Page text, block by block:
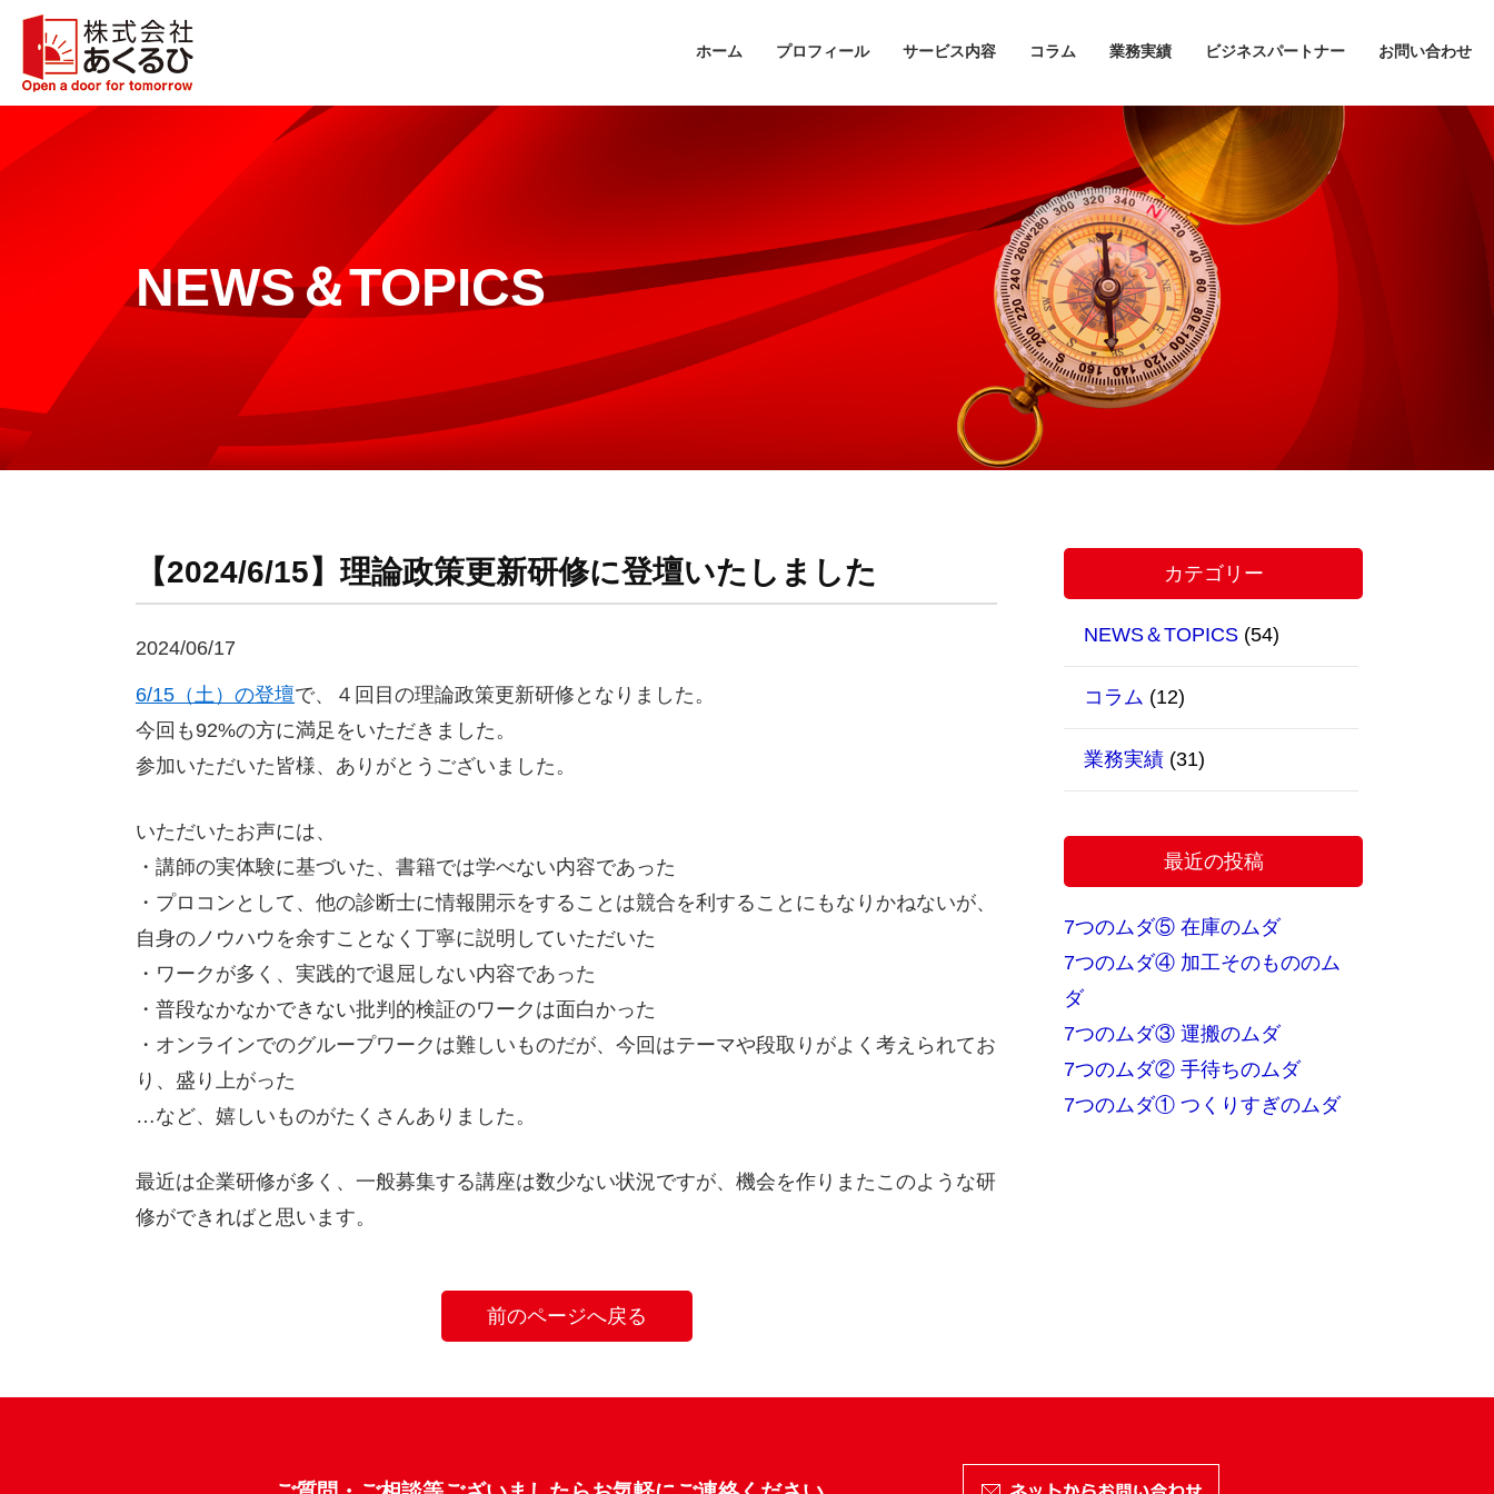
ホーム プロフィール サービス内容 コラム 業務実績 ビジネスパートナー お問い合わせ
NEWS＆TOPICS
【2024/6/15】理論政策更新研修に登壇いたしました
2024/06/17
6/15（土）の登壇で、４回目の理論政策更新研修となりました。
今回も92%の方に満足をいただきました。
参加いただいた皆様、ありがとうございました。
いただいたお声には、
・講師の実体験に基づいた、書籍では学べない内容であった
・プロコンとして、他の診断士に情報開示をすることは競合を利することにもなりかねないが、
自身のノウハウを余すことなく丁寧に説明していただいた
・ワークが多く、実践的で退屈しない内容であった
・普段なかなかできない批判的検証のワークは面白かった
・オンラインでのグループワークは難しいものだが、今回はテーマや段取りがよく考えられてお
り、盛り上がった
…など、嬉しいものがたくさんありました。
最近は企業研修が多く、一般募集する講座は数少ない状況ですが、機会を作りまたこのような研
修ができればと思います。
前のページへ戻る
カテゴリー
NEWS＆TOPICS (54)
コラム (12)
業務実績 (31)
最近の投稿
7つのムダ⑤ 在庫のムダ
7つのムダ④ 加工そのもののム
ダ
7つのムダ③ 運搬のムダ
7つのムダ② 手待ちのムダ
7つのムダ① つくりすぎのムダ